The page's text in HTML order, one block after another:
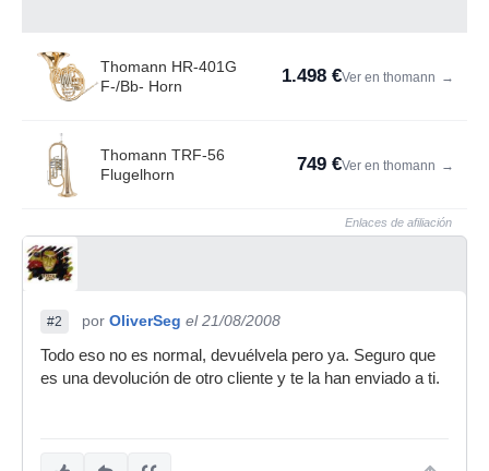
Thomann HR-401G
F-/Bb- Horn
1.498 €Ver en thomann →
Thomann TRF-56
Flugelhorn
749 €Ver en thomann →
Enlaces de afiliación
#2 por OliverSeg el 21/08/2008
Todo eso no es normal, devuélvela pero ya. Seguro que
es una devolución de otro cliente y te la han enviado a ti.